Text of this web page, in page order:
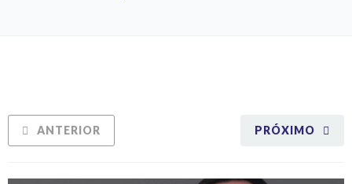
PRÓXIMO
ANTERIOR